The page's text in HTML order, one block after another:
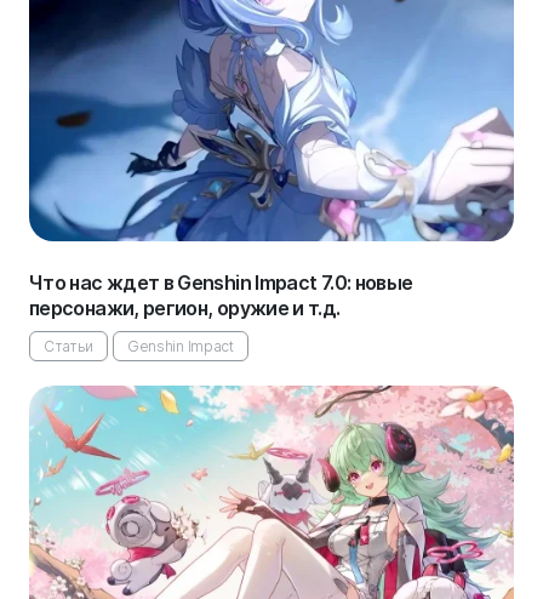
Что нас ждет в Genshin Impact 7.0: новые
персонажи, регион, оружие и т.д.
Статьи Genshin Impact